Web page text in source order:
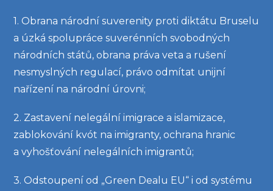
1. Obrana národní suverenity proti diktátu Bruselu
a úzká spolupráce suverénních svobodných
národních států, obrana práva veta a rušení
nesmyslných regulací, právo odmítat unijní
nařízení na národní úrovni;
2. Zastavení nelegální imigrace a islamizace,
zablokování kvót na imigranty, ochrana hranic
a vyhošťování nelegálních imigrantů;
3. Odstoupení od „Green Dealu EU“ i od systému